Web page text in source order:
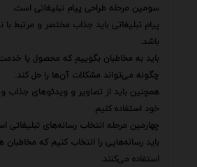
سومین مرحله طراحی پیام تبلیغاتی است.
پیام تبلیغاتی باید جذاب مختصر و مرتبط
باشد.
باید به مخاطبان بگوییم که محصول یا
چگونه می‌تواند مشکلات آن‌ها را حل کند.
همچنین باید از تصاویر و ویدئوهای جذاب
خود استفاده کنیم.
چهارمین مرحله انتخاب رسانه‌های تبلیغاتی
باید رسانه‌هایی را انتخاب کنیم که
استفاده می‌کنند.